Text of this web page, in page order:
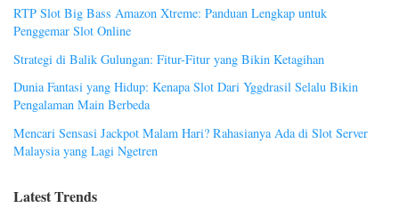
RTP Slot Big Bass Amazon Xtreme: Panduan Lengkap untuk
Penggemar Slot Online
Strategi di Balik Gulungan: Fitur-Fitur yang Bikin Ketagihan
Dunia Fantasi yang Hidup: Kenapa Slot Dari Yggdrasil Selalu Bikin
Pengalaman Main Berbeda
Mencari Sensasi Jackpot Malam Hari? Rahasianya Ada di Slot Server
Malaysia yang Lagi Ngetren
Latest Trends